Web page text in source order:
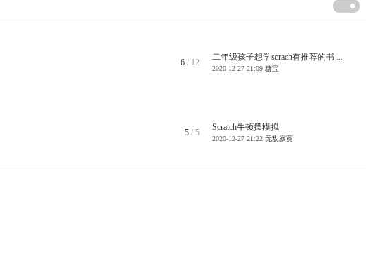
6 / 12
二年级孩子想学scrach有推荐的书 ...
2020-12-27 21:09 糖宝
5 / 5
Scratch牛顿摆模拟
2020-12-27 21:22 无敌寂寞